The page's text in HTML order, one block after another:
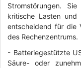
Stromstörungen.
kritische Lasten und
entscheidend für die
des Rechenzentrums.
- Batteriegestützte
Säure- oder